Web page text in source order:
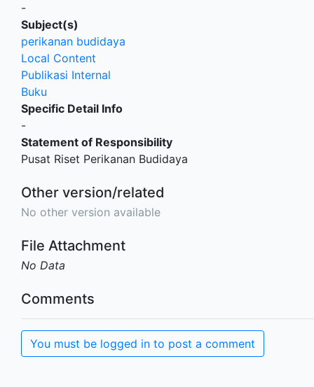
-
Subject(s)
perikanan budidaya
Local Content
Publikasi Internal
Buku
Specific Detail Info
-
Statement of Responsibility
Pusat Riset Perikanan Budidaya
Other version/related
No other version available
File Attachment
No Data
Comments
You must be logged in to post a comment